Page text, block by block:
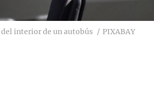
interior de un autobús PIXABAY